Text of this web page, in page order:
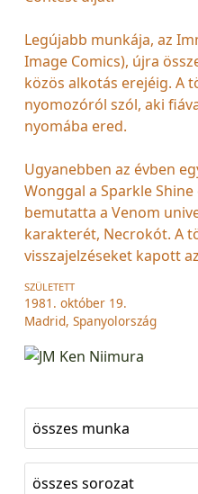
Legújabb munkája, az
Image Comics), újra
közös alkotás erejéig. A
nyomozóról szól, aki
nyomába ered.
Ugyanebben az évben
Wonggal a Sparkle
bemutatta a Venom
karakterét, Necrokót. A
visszajelzéseket kapott
SZÜLETETT
1981. október 19.
Madrid, Spanyolország
összes munka
összes sorozat